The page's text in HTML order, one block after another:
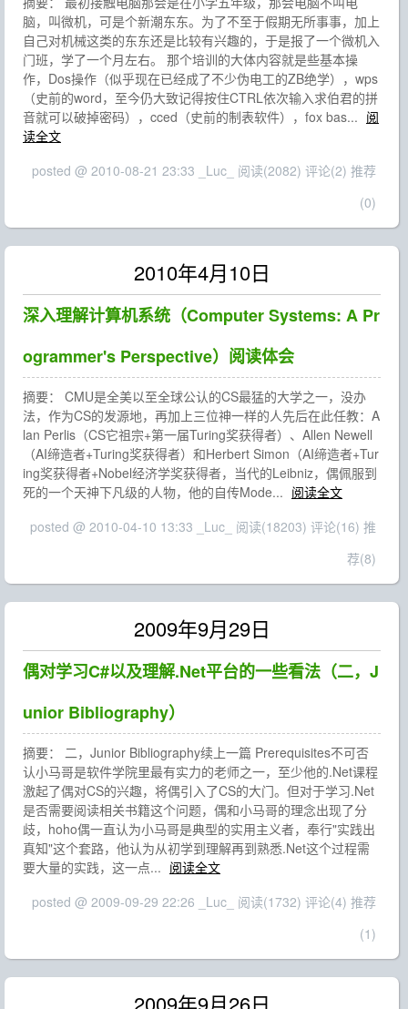
脑，叫微机，可是个新潮东东。为了不至于假期无所事事，加上
自己对机械这类的东东还是比较有兴趣的，于是报了一个微机入
门班，学了一个月左右。 那个培训的大体内容就是些基本操
作，Dos操作（似乎现在已经成了不少伪电工的ZB绝学），wps
（史前的word，至今仍大致记得按住CTRL依次输入求伯君的拼
音就可以破掉密码），cced（史前的制表软件），fox bas... 阅
读全文
posted @ 2010-08-21 23:33 _Luc_ 阅读(2082) 评论(2) 推荐
(0)
2010年4月10日
深入理解计算机系统（Computer Systems: A Pr
ogrammer's Perspective）阅读体会
摘要： CMU是全美以至全球公认的CS最猛的大学之一，没办
法，作为CS的发源地，再加上三位神一样的人先后在此任教：A
lan Perlis（CS它祖宗+第一届Turing奖获得者）、Allen Newell
（AI缔造者+Turing奖获得者）和Herbert Simon（AI缔造者+Tur
ing奖获得者+Nobel经济学奖获得者，当代的Leibniz，偶佩服到
死的一个天神下凡级的人物，他的自传Mode... 阅读全文
posted @ 2010-04-10 13:33 _Luc_ 阅读(18203) 评论(16) 推
荐(8)
2009年9月29日
偶对学习C#以及理解.Net平台的一些看法（二，J
unior Bibliography）
摘要： 二，Junior Bibliography续上一篇 Prerequisites不可否
认小马哥是软件学院里最有实力的老师之一，至少他的.Net课程
激起了偶对CS的兴趣，将偶引入了CS的大门。但对于学习.Net
是否需要阅读相关书籍这个问题，偶和小马哥的理念出现了分
歧，hoho偶一直认为小马哥是典型的实用主义者，奉行"实践出
真知"这个套路，他认为从初学到理解再到熟悉.Net这个过程需
要大量的实践，这一点... 阅读全文
posted @ 2009-09-29 22:26 _Luc_ 阅读(1732) 评论(4) 推荐
(1)
2009年9月26日